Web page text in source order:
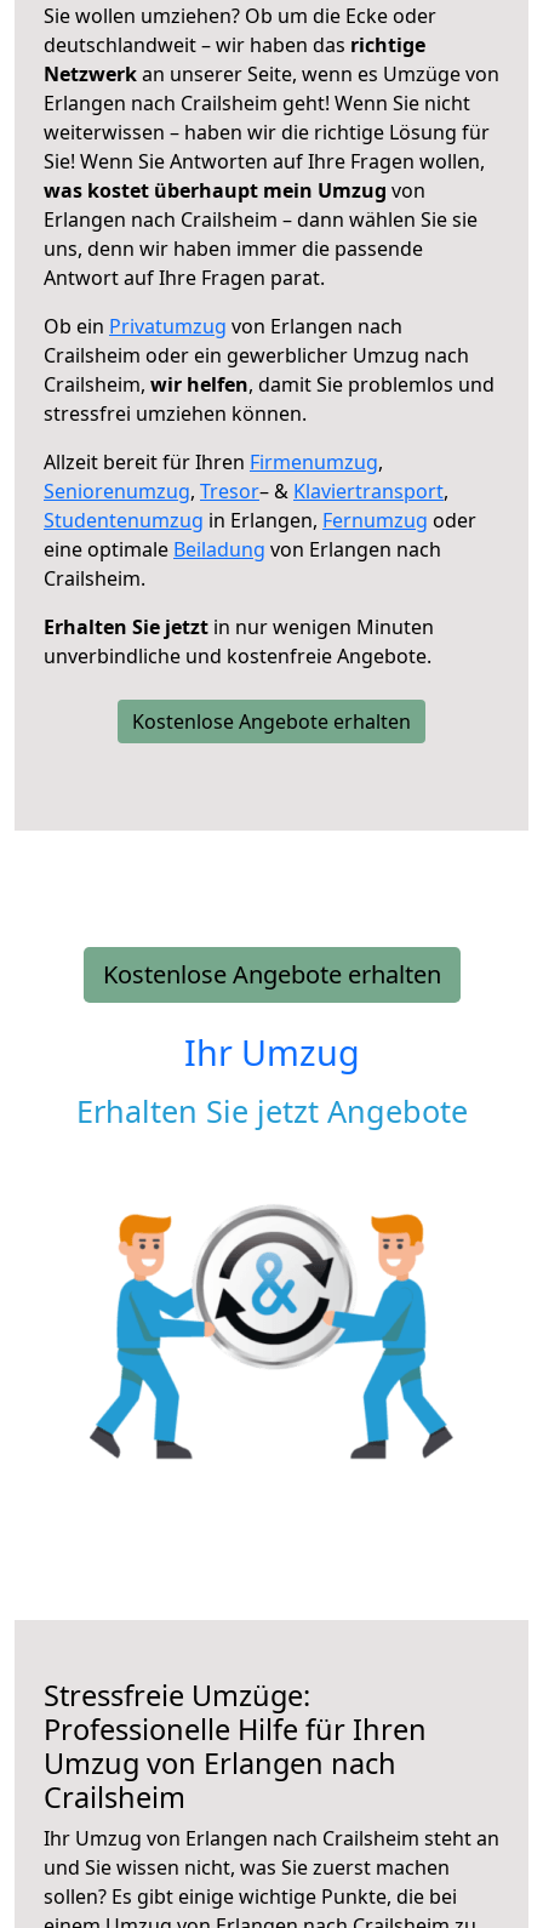
Sie wollen umziehen? Ob um die Ecke oder
deutschlandweit – wir haben das richtige
Netzwerkan unserer Seite, wenn es Umzüge von
Erlangen nach Crailsheim geht! Wenn Sie nicht
weiterwissen – haben wir die richtige Lösung für
Sie! Wenn Sie Antworten auf Ihre Fragen wollen,
was kostet überhaupt mein Umzug von
Erlangen nach Crailsheim – dann wählen Sie sie
uns, denn wir haben immer die passende
Antwort auf Ihre Fragen parat.
Ob ein Privatumzug von Erlangen nach
Crailsheim oder ein gewerblicher Umzug nach
Crailsheim, wir helfen, damit Sie problemlos und
stressfrei umziehen können.
Allzeit bereit für Ihren Firmenumzug,
Seniorenumzug, Tresor– & Klaviertransport,
Studentenumzug in Erlangen, Fernumzug oder
eine optimale Beiladung von Erlangen nach
Crailsheim.
Erhalten Sie jetzt in nur wenigen Minuten
unverbindliche und kostenfreie Angebote.
Kostenlose Angebote erhalten
Kostenlose Angebote erhalten
Ihr Umzug
Erhalten Sie jetzt Angebote
Stressfreie Umzüge:
Professionelle Hilfe für Ihren
Umzug von Erlangen nach
Crailsheim
Ihr Umzug von Erlangen nach Crailsheim steht an
und Sie wissen nicht, was Sie zuerst machen
sollen? Es gibt einige wichtige Punkte, die bei